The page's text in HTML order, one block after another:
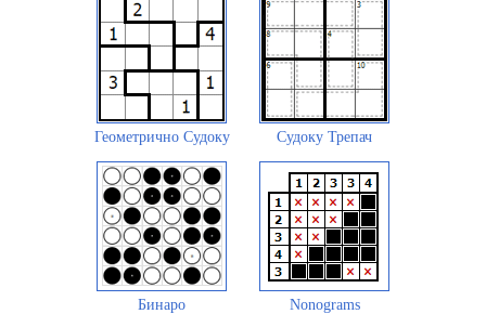
Геометрично Судоку Судоку Трепач
Бинаро Nonograms